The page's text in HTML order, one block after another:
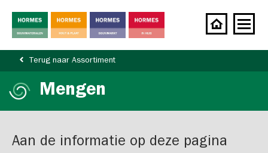
Terug naar Assortiment
Mengen
Aan de informatie op deze pagina